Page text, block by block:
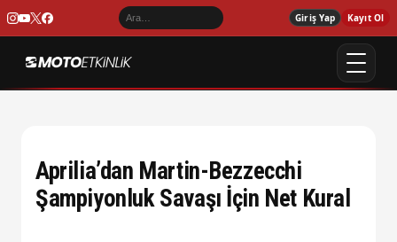
Giriş Yap Kayıt Ol
Aprilia’dan Martin-Bezzecchi
Şampiyonluk Savaşı İçin Net Kural